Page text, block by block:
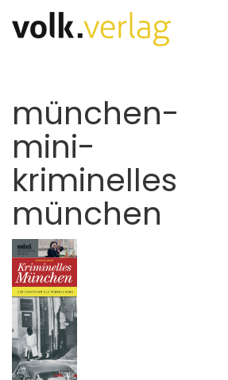
münchen-
mini-
kriminelles
münchen